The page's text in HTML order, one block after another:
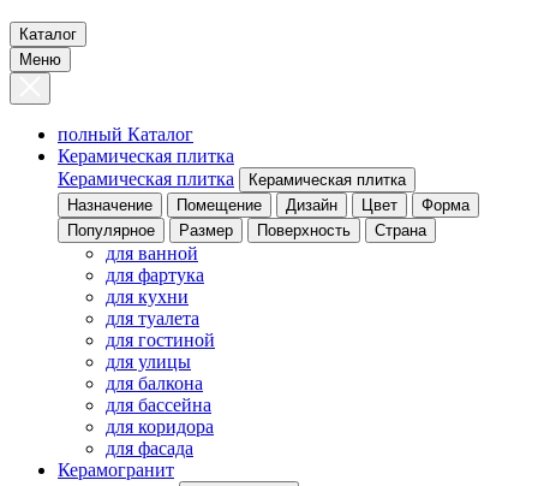
Каталог
Меню
полный Каталог
Керамическая плитка
Керамическая плитка
Керамическая плитка
Назначение
Помещение Дизайн Цвет
Форма
Популярное
Размер Поверхность Страна
для ванной
для фартука
для кухни
для туалета
для гостиной
для улицы
для балкона
для бассейна
для коридора
для фасада
Керамогранит